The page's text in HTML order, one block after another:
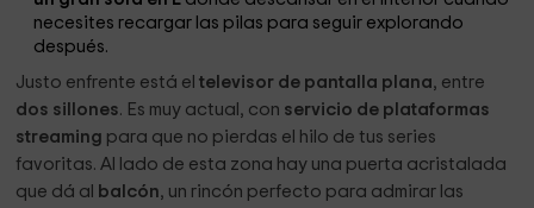
necesites recargar las pilas para seguir explorando
después.
Justo enfrente está el televisor de pantalla plana, entre
dos sillones. Es muy actual, con servicio de plataformas
streaming para que no pierdas el hilo de tus series
favoritas. Al lado de esta zona hay una puerta acristalada
que dá al
balcón, un rincón perfecto para admirar las